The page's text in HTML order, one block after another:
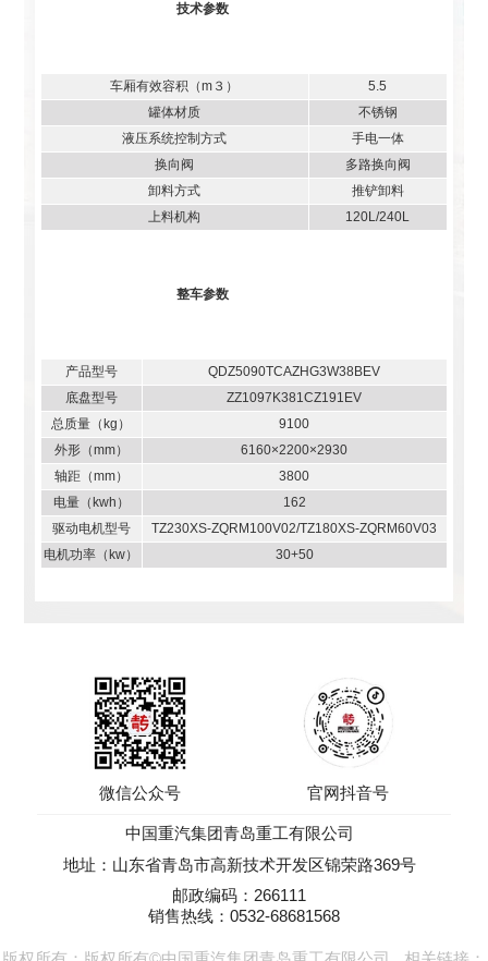
技术参数
车厢有效容积（m３）
5.5
罐体材质
不锈钢
液压系统控制方式
手电一体
换向阀
多路换向阀
卸料方式
推铲卸料
上料机构
120L/240L
整车参数
产品型号
QDZ5090TCAZHG3W38BEV
底盘型号
ZZ1097K381CZ191EV
总质量（kg）
9100
外形（mm）
6160×2200×2930
轴距（mm）
3800
电量（kwh）
162
驱动电机型号
TZ230XS-ZQRM100V02/TZ180XS-ZQRM60V03
电机功率（kw）
30+50
微信公众号 官网抖音号
中国重汽集团青岛重工有限公司
地址：山东省青岛市高新技术开发区锦荣路369号
邮政编码：266111
销售热线：0532-68681568